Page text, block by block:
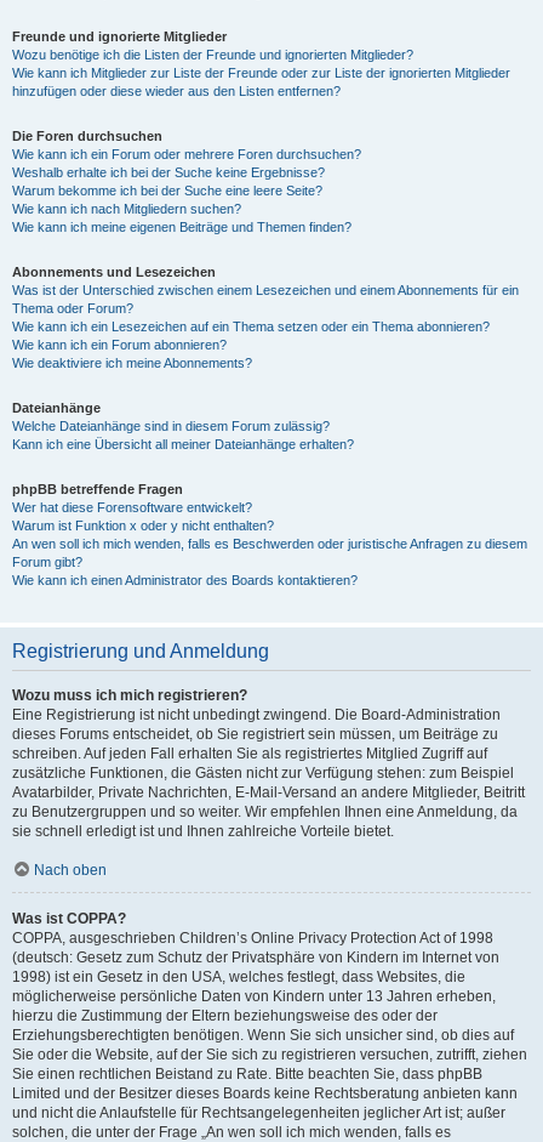
Freunde und ignorierte Mitglieder
Wozu benötige ich die Listen der Freunde und ignorierten Mitglieder?
Wie kann ich Mitglieder zur Liste der Freunde oder zur Liste der ignorierten Mitglieder
hinzufügen oder diese wieder aus den Listen entfernen?
Die Foren durchsuchen
Wie kann ich ein Forum oder mehrere Foren durchsuchen?
Weshalb erhalte ich bei der Suche keine Ergebnisse?
Warum bekomme ich bei der Suche eine leere Seite?
Wie kann ich nach Mitgliedern suchen?
Wie kann ich meine eigenen Beiträge und Themen finden?
Abonnements und Lesezeichen
Was ist der Unterschied zwischen einem Lesezeichen und einem Abonnements für ein
Thema oder Forum?
Wie kann ich ein Lesezeichen auf ein Thema setzen oder ein Thema abonnieren?
Wie kann ich ein Forum abonnieren?
Wie deaktiviere ich meine Abonnements?
Dateianhänge
Welche Dateianhänge sind in diesem Forum zulässig?
Kann ich eine Übersicht all meiner Dateianhänge erhalten?
phpBB betreffende Fragen
Wer hat diese Forensoftware entwickelt?
Warum ist Funktion x oder y nicht enthalten?
An wen soll ich mich wenden, falls es Beschwerden oder juristische Anfragen zu diesem
Forum gibt?
Wie kann ich einen Administrator des Boards kontaktieren?
Registrierung und Anmeldung
Wozu muss ich mich registrieren?
Eine Registrierung ist nicht unbedingt zwingend. Die Board-Administration
dieses Forums entscheidet, ob Sie registriert sein müssen, um Beiträge zu
schreiben. Auf jeden Fall erhalten Sie als registriertes Mitglied Zugriff auf
zusätzliche Funktionen, die Gästen nicht zur Verfügung stehen: zum Beispiel
Avatarbilder, Private Nachrichten, E-Mail-Versand an andere Mitglieder, Beitritt
zu Benutzergruppen und so weiter. Wir empfehlen Ihnen eine Anmeldung, da
sie schnell erledigt ist und Ihnen zahlreiche Vorteile bietet.
Nach oben
Was ist COPPA?
COPPA, ausgeschrieben Children’s Online Privacy Protection Act of 1998
(deutsch: Gesetz zum Schutz der Privatsphäre von Kindern im Internet von
1998) ist ein Gesetz in den USA, welches festlegt, dass Websites, die
möglicherweise persönliche Daten von Kindern unter 13 Jahren erheben,
hierzu die Zustimmung der Eltern beziehungsweise des oder der
Erziehungsberechtigten benötigen. Wenn Sie sich unsicher sind, ob dies auf
Sie oder die Website, auf der Sie sich zu registrieren versuchen, zutrifft, ziehen
Sie einen rechtlichen Beistand zu Rate. Bitte beachten Sie, dass phpBB
Limited und der Besitzer dieses Boards keine Rechtsberatung anbieten kann
und nicht die Anlaufstelle für Rechtsangelegenheiten jeglicher Art ist; außer
solchen, die unter der Frage „An wen soll ich mich wenden, falls es